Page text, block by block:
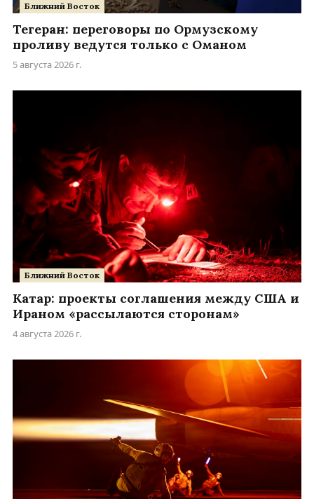
Ближний Восток
Тегеран: переговоры по Ормузскому
проливу ведутся только с Оманом
5 августа 2026 г.
Ближний Восток
Катар: проекты соглашения между США и
Ираном «рассылаются сторонам»
4 августа 2026 г.